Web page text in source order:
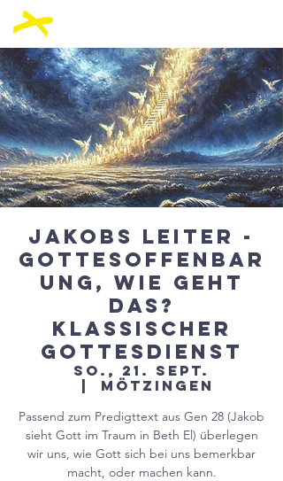
Jakobs Leiter -
Gottesoffenbar
ung, wie geht
das?
Klassischer
Gottesdienst
So., 21. Sept.
Mötzingen
Passend zum Predigttext aus Gen 28 (Jakob
sieht Gott im Traum in Beth El) überlegen
wir uns, wie Gott sich bei uns bemerkbar
macht, oder machen kann.